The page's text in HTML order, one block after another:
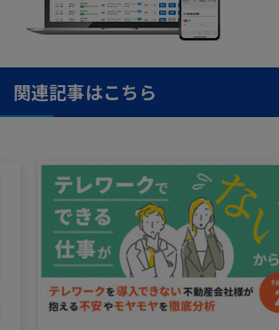
関連記事はこちら